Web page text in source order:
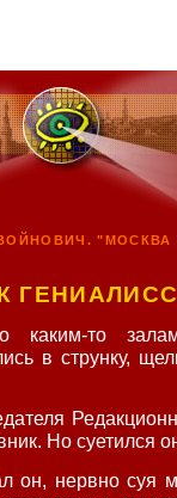
"МОСКВА
то
в струнку,
Но суетился
он, нервно суя